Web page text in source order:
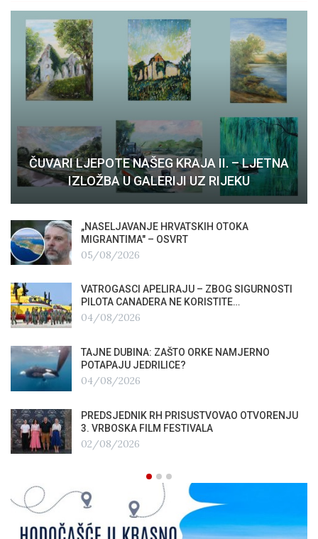
ČUVARI LJEPOTE NAŠEG KRAJA II. – LJETNA
IZLOŽBA U GALERIJI UZ RIJEKU
„NASELJAVANJE HRVATSKIH OTOKA
MIGRANTIMA″ – OSVRT
05/08/2026
VATROGASCI APELIRAJU – ZBOG SIGURNOSTI
PILOTA CANADERA NE KORISTITE…
04/08/2026
TAJNE DUBINA: ZAŠTO ORKE NAMJERNO
POTAPAJU JEDRILICE?
04/08/2026
PREDSJEDNIK RH PRISUSTVOVAO OTVORENJU
3. VRBOSKA FILM FESTIVALA
02/08/2026